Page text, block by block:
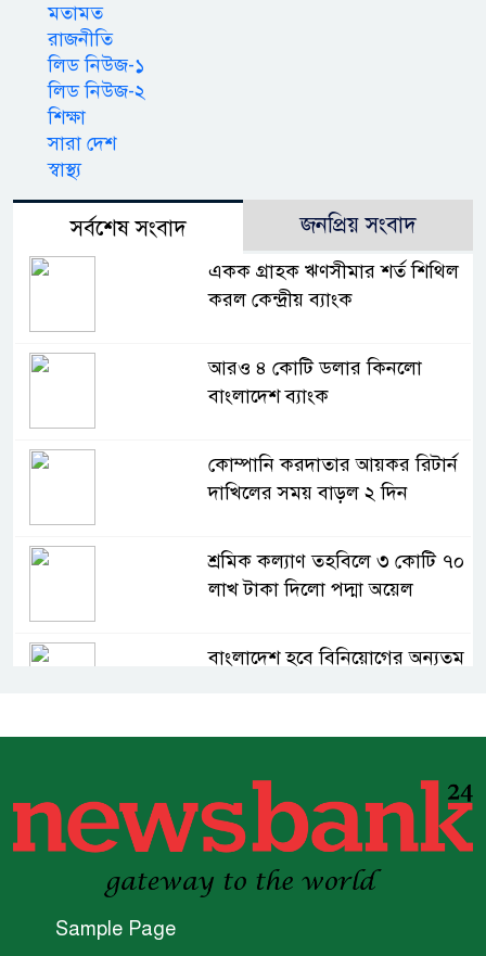
মতামত
রাজনীতি
লিড নিউজ-১
লিড নিউজ-২
শিক্ষা
সারা দেশ
স্বাস্থ্য
সর্বশেষ সংবাদ জনপ্রিয় সংবাদ
একক গ্রাহক ঋণসীমার শর্ত শিথিল
করল কেন্দ্রীয় ব্যাংক
আরও ৪ কোটি ডলার কিনলো
বাংলাদেশ ব্যাংক
কোম্পানি করদাতার আয়কর রিটার্ন
দাখিলের সময় বাড়ল ২ দিন
শ্রমিক কল্যাণ তহবিলে ৩ কোটি ৭০
লাখ টাকা দিলো পদ্মা অয়েল
বাংলাদেশ হবে বিনিয়োগের অন্যতম
ব্র্যাকের নির্বাহী পরিচালক আসিফ
সালেহ
একনেকে ৩৬ হাজার ৬৯৫ কোটি
টাকার ৯ প্রকল্প অনুমোদন
Sample Page